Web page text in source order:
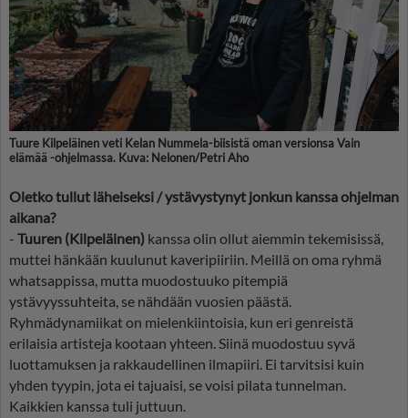
Tuure Kilpeläinen veti Kelan Nummela-biisistä oman versionsa Vain
elämää -ohjelmassa. Kuva: Nelonen/Petri Aho
Oletko tullut läheiseksi / ystävystynyt jonkun kanssa ohjelman
aikana?
- Tuuren (Kilpeläinen) kanssa olin ollut aiemmin tekemisissä,
muttei hänkään kuulunut kaveripiiriin. Meillä on oma ryhmä
whatsappissa, mutta muodostuuko pitempiä
ystävyyssuhteita, se nähdään vuosien päästä.
Ryhmädynamiikat on mielenkiintoisia, kun eri genreistä
erilaisia artisteja kootaan yhteen. Siinä muodostuu syvä
luottamuksen ja rakkaudellinen ilmapiiri. Ei tarvitsisi kuin
yhden tyypin, jota ei tajuaisi, se voisi pilata tunnelman.
Kaikkien kanssa tuli juttuun.